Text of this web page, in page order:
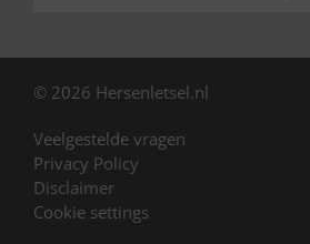
© 2026 Hersenletsel.nl
Veelgestelde vragen
Privacy Policy
Disclaimer
Cookie settings